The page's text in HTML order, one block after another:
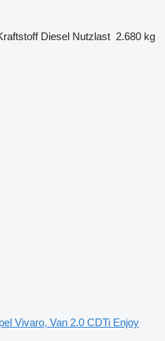
Diesel Nutzlast 2.680 kg
Vivaro, Van 2.0 CDTi Enjoy